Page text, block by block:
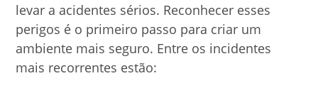
levar a acidentes sérios. Reconhecer esses
perigos é o primeiro passo para criar um
ambiente mais seguro. Entre os incidentes
mais recorrentes estão: